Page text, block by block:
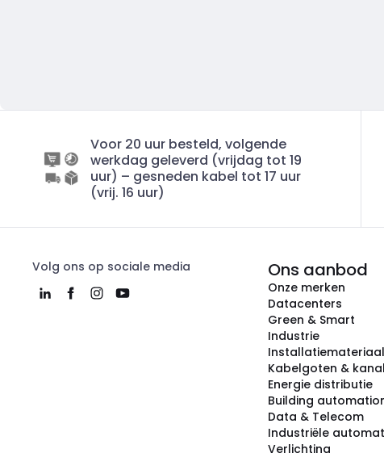
Voor 20 uur besteld, volgende
werkdag geleverd (vrijdag tot 19
uur) – gesneden kabel tot 17 uur
(vrij. 16 uur)
Volg ons op sociale media Ons aanbod
Onze merken
Datacenters
Green & Smart
Industrie
Installatiemateriaal
Kabelgoten &
Energie distributie
Building
Data & Telecom
Industriële
Verlichting